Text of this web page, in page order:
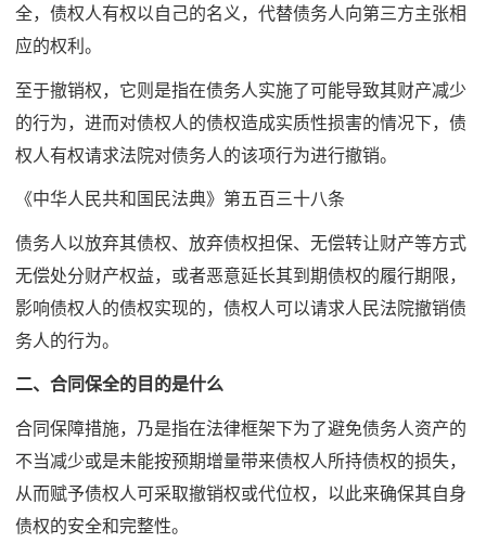
全，债权人有权以自己的名义，代替债务人向第三方主张相
应的权利。
至于撤销权，它则是指在债务人实施了可能导致其财产减少
的行为，进而对债权人的债权造成实质性损害的情况下，债
权人有权请求法院对债务人的该项行为进行撤销。
《中华人民共和国民法典》第五百三十八条
债务人以放弃其债权、放弃债权担保、无偿转让财产等方式
无偿处分财产权益，或者恶意延长其到期债权的履行期限，
影响债权人的债权实现的，债权人可以请求人民法院撤销债
务人的行为。
二、合同保全的目的是什么
合同保障措施，乃是指在法律框架下为了避免债务人资产的
不当减少或是未能按预期增量带来债权人所持债权的损失，
从而赋予债权人可采取撤销权或代位权，以此来确保其自身
债权的安全和完整性。